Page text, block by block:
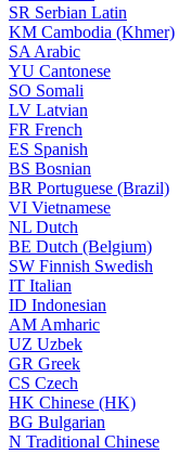
SR Serbian Latin
KM Cambodia (Khmer)
SA Arabic
YU Cantonese
SO Somali
LV Latvian
FR French
ES Spanish
BS Bosnian
BR Portuguese (Brazil)
VI Vietnamese
NL Dutch
BE Dutch (Belgium)
SW Finnish Swedish
IT Italian
ID Indonesian
AM Amharic
UZ Uzbek
GR Greek
CS Czech
HK Chinese (HK)
BG Bulgarian
N Traditional Chinese